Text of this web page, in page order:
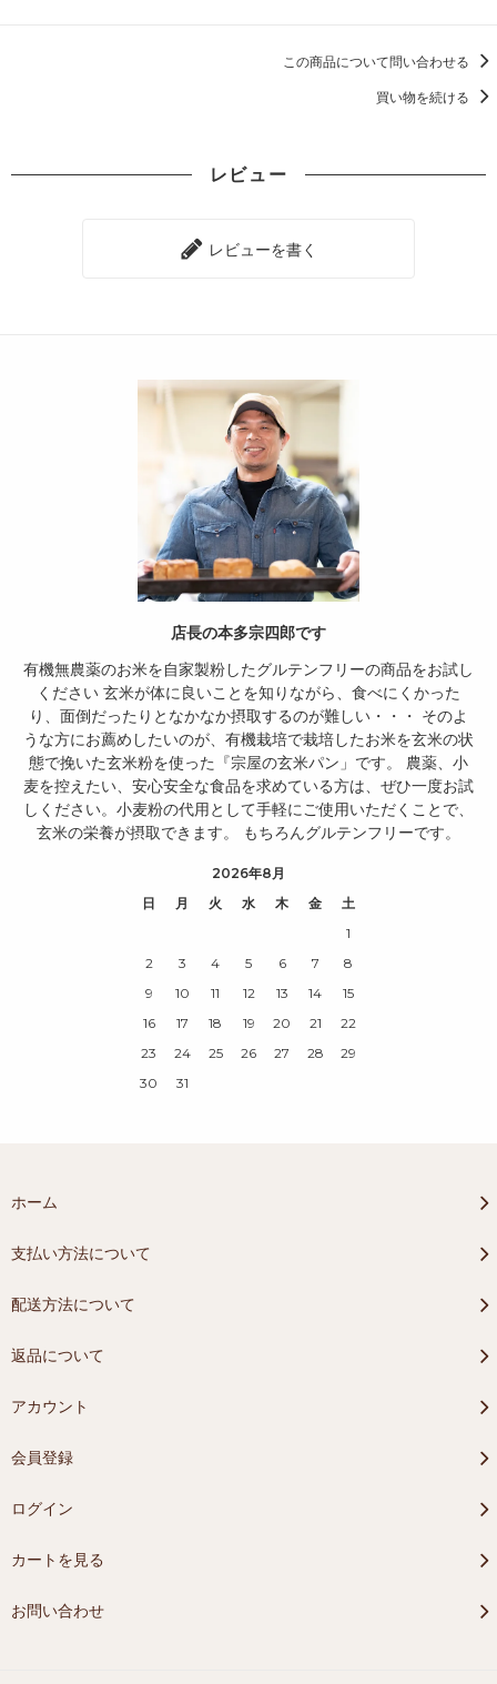
この商品について問い合わせる
買い物を続ける
レビュー
レビューを書く
店長の本多宗四郎です
有機無農薬のお米を自家製粉したグルテンフリーの商品をお試し
ください 玄米が体に良いことを知りながら、食べにくかった
り、面倒だったりとなかなか摂取するのが難しい・・・ そのよ
うな方にお薦めしたいのが、有機栽培で栽培したお米を玄米の状
態で挽いた玄米粉を使った『宗屋の玄米パン」です。 農薬、小
麦を控えたい、安心安全な食品を求めている方は、ぜひ一度お試
しください。小麦粉の代用として手軽にご使用いただくことで、
玄米の栄養が摂取できます。 もちろんグルテンフリーです。
2026年8月
日
月 火 水 木 金
土
1
2
3 4 5 6 7
8
9
10 11 12 13 14
15
16
17 18 19 20 21
22
23
24 25 26 27 28
29
30
31
ホーム
支払い方法について
配送方法について
返品について
アカウント
会員登録
ログイン
カートを見る
お問い合わせ